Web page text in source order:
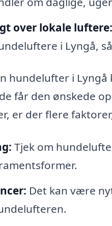
over lokale luftere:
i Lyngå,
hundelufter i
får den ønskede
er der flere
Tjek om
Det kan være